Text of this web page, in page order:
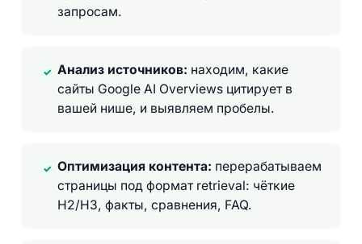
запросам.
✓ Анализ источников: находим, какие
сайты Google AI Overviews цитирует в
вашей нише, и выявляем пробелы.
✓ Оптимизация контента: перерабатываем
страницы под формат retrieval: чёткие
H2/H3, факты, сравнения, FAQ.